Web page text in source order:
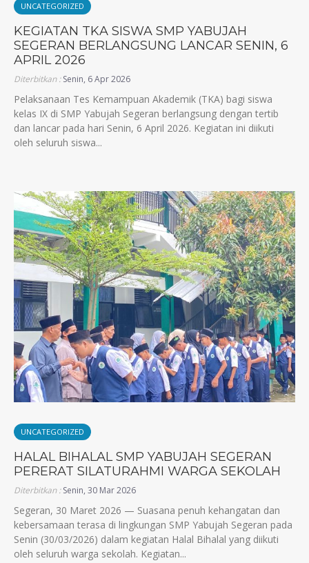
UNCATEGORIZED
KEGIATAN TKA SISWA SMP YABUJAH
SEGERAN BERLANGSUNG LANCAR SENIN, 6
APRIL 2026
Diterbitkan :Senin, 6 Apr 2026
Pelaksanaan Tes Kemampuan Akademik (TKA) bagi siswa
kelas IX di SMP Yabujah Segeran berlangsung dengan tertib
dan lancar pada hari Senin, 6 April 2026. Kegiatan ini diikuti
oleh seluruh siswa...
UNCATEGORIZED
HALAL BIHALAL SMP YABUJAH SEGERAN
PERERAT SILATURAHMI WARGA SEKOLAH
Diterbitkan :Senin, 30 Mar 2026
Segeran, 30 Maret 2026 — Suasana penuh kehangatan dan
kebersamaan terasa di lingkungan SMP Yabujah Segeran pada
Senin (30/03/2026) dalam kegiatan Halal Bihalal yang diikuti
oleh seluruh warga sekolah. Kegiatan...